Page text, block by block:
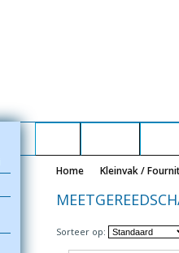
Home Kleinvak /
Sorteer op: